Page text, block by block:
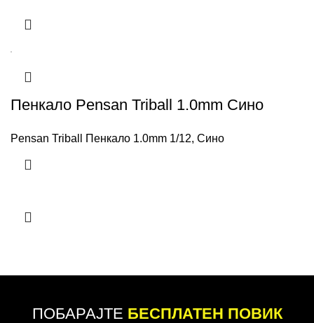
Пенкало Pensan Triball 1.0mm Сино
Pensan Triball Пенкало 1.0mm 1/12, Сино
ПОБАРАЈТЕ БЕСПЛАТЕН ПОВИК